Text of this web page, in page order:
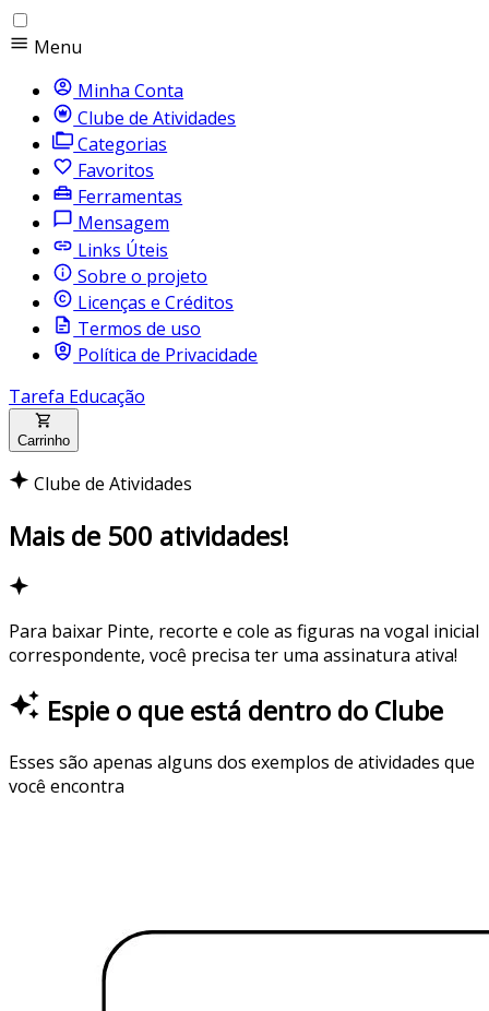
Menu
Minha Conta
Clube de Atividades
Categorias
Favoritos
Ferramentas
Mensagem
Links Úteis
Sobre o projeto
Licenças e Créditos
Termos de uso
Política de Privacidade
Tarefa Educação
Carrinho
Clube de Atividades
Mais de 500 atividades!
Para baixar Pinte, recorte e cole as figuras na vogal inicial
correspondente, você precisa ter uma assinatura ativa!
Espie o que está dentro do Clube
Esses são apenas alguns dos exemplos de atividades que
você encontra